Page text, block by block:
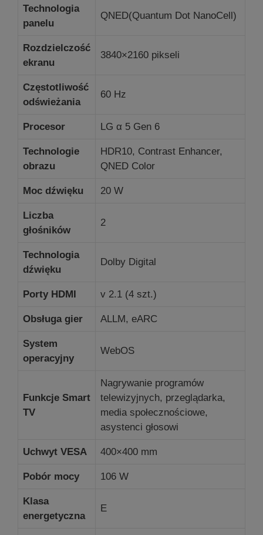
Technologia
panelu
QNED(Quantum Dot NanoCell)
Rozdzielczość
ekranu
3840×2160 pikseli
Częstotliwość
odświeżania
60 Hz
Procesor LG α 5 Gen 6
Technologie
obrazu
HDR10, Contrast Enhancer,
QNED Color
Moc dźwięku 20 W
Liczba
głośników
2
Technologia
dźwięku
Dolby Digital
Porty HDMI v 2.1 (4 szt.)
Obsługa gier ALLM, eARC
System
operacyjny
WebOS
Funkcje Smart
TV
Nagrywanie programów
telewizyjnych, przeglądarka,
media społecznościowe,
asystenci głosowi
Uchwyt VESA 400×400 mm
Pobór mocy 106 W
Klasa
energetyczna
E